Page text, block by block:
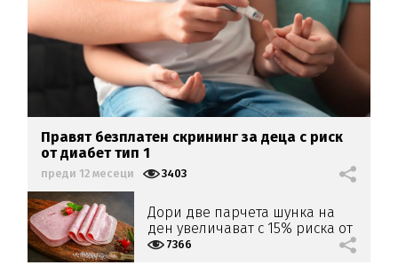
Правят безплатен скрининг за деца с риск
от диабет тип 1
преди 12 месеци 3403
Дори две парчета шунка на
ден увеличават с 15% риска от
диабет
7366